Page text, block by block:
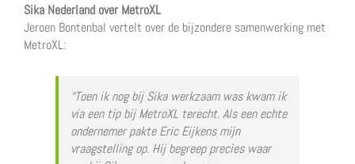
Sika Nederland over MetroXL
Jeroen Bontenbal vertelt over de bijzondere samenwerking met
MetroXL:
“Toen ik nog bij Sika werkzaam was kwam ik
via een tip bij MetroXL terecht. Als een echte
ondernemer pakte Eric Eijkens mijn
vraagstelling op. Hij begreep precies waar